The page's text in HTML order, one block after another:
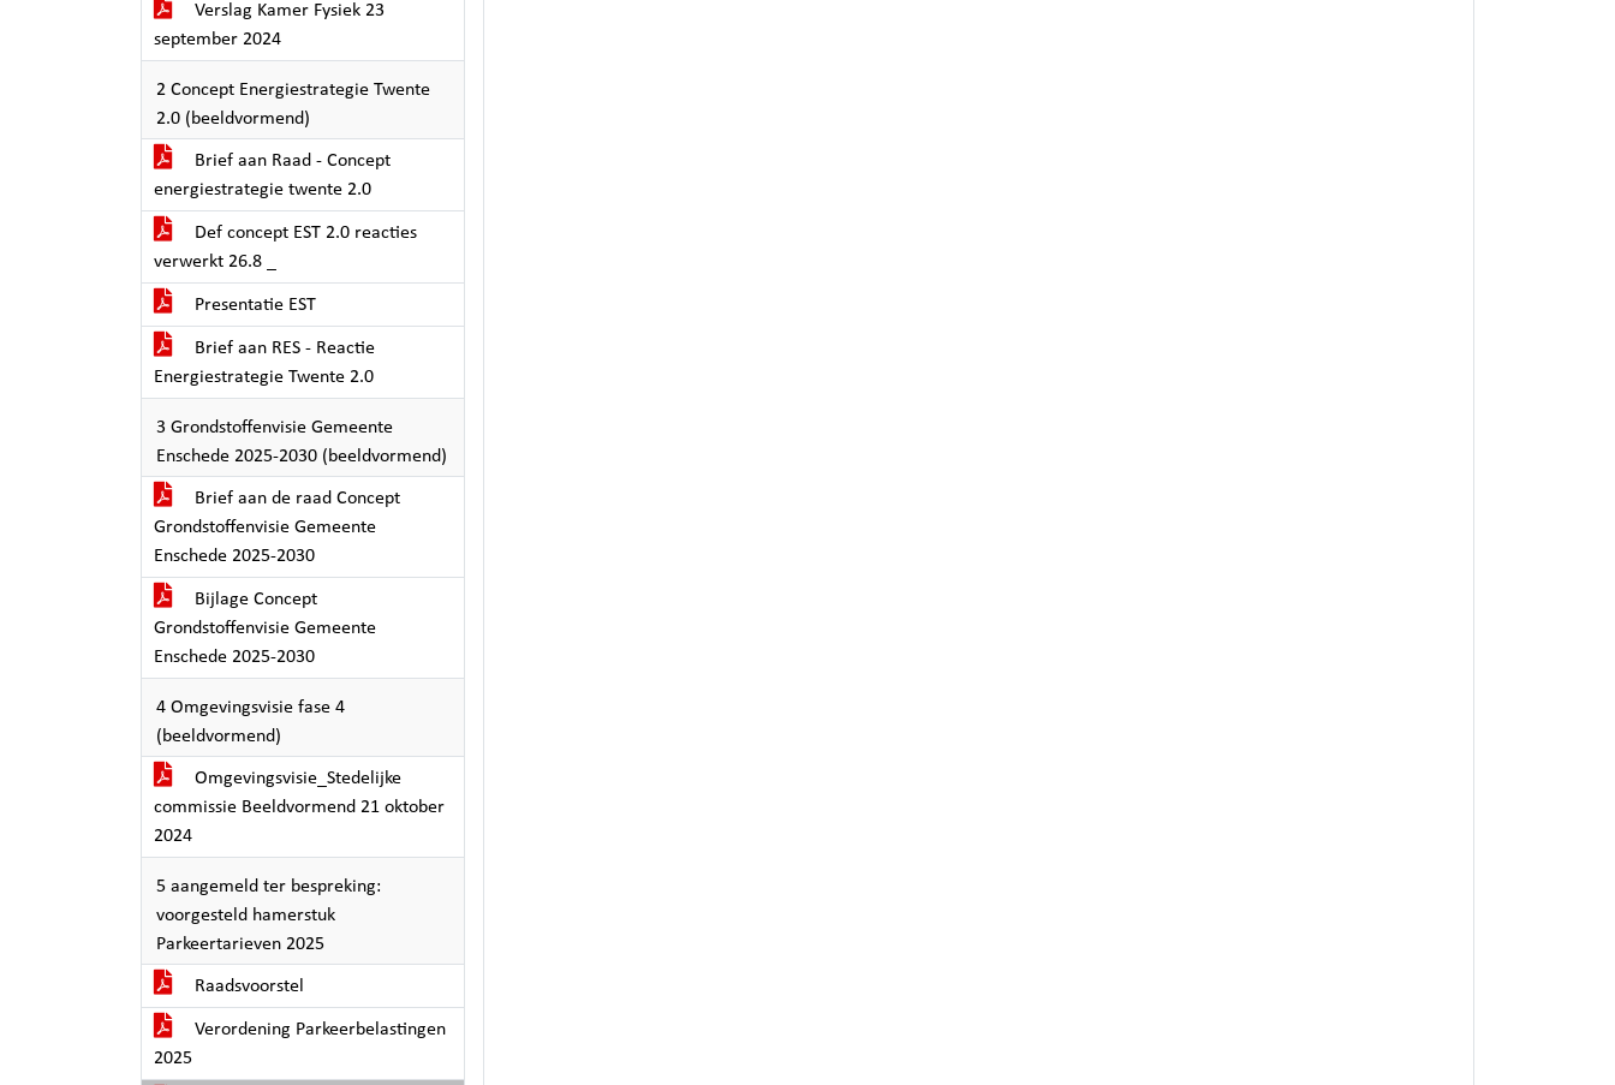
Verslag Kamer Fysiek 23
september 2024
2 Concept Energiestrategie Twente
2.0 (beeldvormend)
Brief aan Raad - Concept
energiestrategie twente 2.0
Def concept EST 2.0 reacties
verwerkt 26.8 _
Presentatie EST
Brief aan RES - Reactie
Energiestrategie Twente 2.0
3 Grondstoffenvisie Gemeente
Enschede 2025-2030 (beeldvormend)
Brief aan de raad Concept
Grondstoffenvisie Gemeente
Enschede 2025-2030
Bijlage Concept
Grondstoffenvisie Gemeente
Enschede 2025-2030
4 Omgevingsvisie fase 4
(beeldvormend)
Omgevingsvisie_Stedelijke
commissie Beeldvormend 21 oktober
2024
5 aangemeld ter bespreking:
voorgesteld hamerstuk
Parkeertarieven 2025
Raadsvoorstel
Verordening Parkeerbelastingen
2025